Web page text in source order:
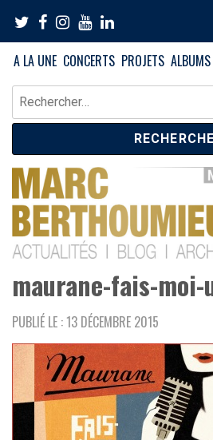
content
A LA UNE CONCERTS PROJETS ALBUMS
Rechercher :
Blog Marc
maurane-fais-
PUBLIÉ LE : 13 DÉCEMBRE 2015